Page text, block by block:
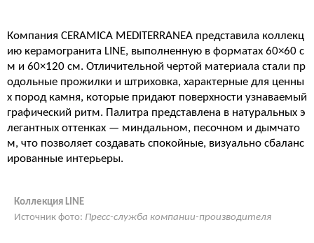
Компания CERAMICA MEDITERRANEA представила коллекц
ию керамогранита LINE, выполненную в форматах 60×60 с
м и 60×120 см. Отличительной чертой материала стали пр
одольные прожилки и штриховка, характерные для ценны
х пород камня, которые придают поверхности узнаваемый
графический ритм. Палитра представлена в натуральных э
легантных оттенках — миндальном, песочном и дымчато
м, что позволяет создавать спокойные, визуально сбаланс
ированные интерьеры.
Коллекция LINE
Источник фото: Пресс-служба компании-производителя